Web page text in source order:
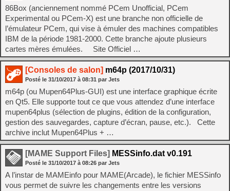
86Box (anciennement nommé PCem Unofficial, PCem
Experimental ou PCem-X) est une branche non officielle de
l’émulateur PCem, qui vise à émuler des machines compatibles
IBM de la période 1981-2000. Cette branche ajoute plusieurs
cartes mères émulées. Site Officiel …
[Consoles de salon] m64p (2017/10/31)
Posté le 31/10/2017 à 08:31 par Jets
m64p (ou Mupen64Plus-GUI) est une interface graphique écrite
en Qt5. Elle supporte tout ce que vous attendez d’une interface
mupen64plus (sélection de plugins, édition de la configuration,
gestion des sauvegardes, capture d’écran, pause, etc.). Cette
archive inclut Mupen64Plus + …
[MAME Support Files] MESSinfo.dat v0.191
Posté le 31/10/2017 à 08:26 par Jets
A l’instar de MAMEinfo pour MAME(Arcade), le fichier MESSinfo
vous permet de suivre les changements entre les versions